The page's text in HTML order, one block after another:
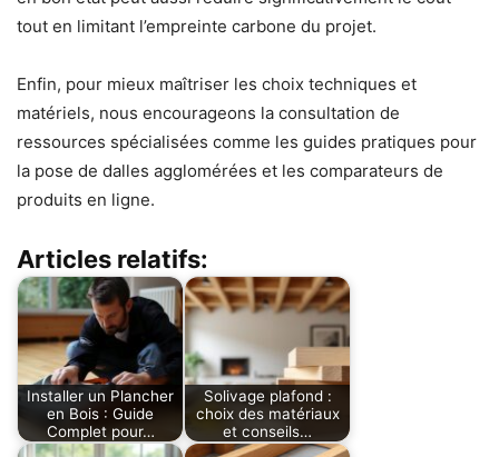
tout en limitant l’empreinte carbone du projet.
Enfin, pour mieux maîtriser les choix techniques et
matériels, nous encourageons la consultation de
ressources spécialisées comme les guides pratiques pour
la pose de dalles agglomérées et les comparateurs de
produits en ligne.
Articles relatifs:
Installer un Plancher
en Bois : Guide
Complet pour…
Solivage plafond :
choix des matériaux
et conseils…